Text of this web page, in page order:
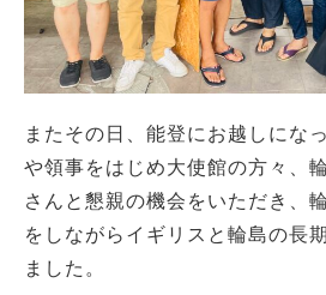
またその日、能登にお越しにな
や領事をはじめ大使館の方々、
さんと懇親の機会をいただき、
をしながらイギリスと輪島の長
ました。